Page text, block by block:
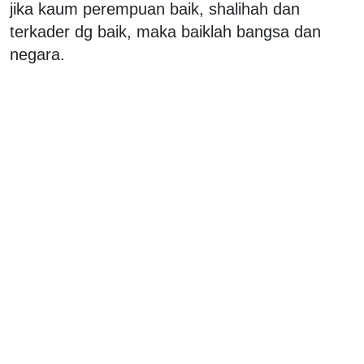
jika kaum perempuan baik, shalihah dan
terkader dg baik, maka baiklah bangsa dan
negara.